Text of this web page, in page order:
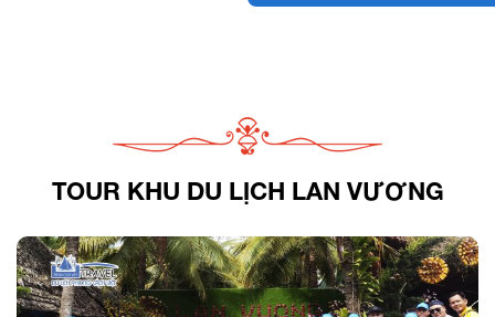
TOUR KHU DU LỊCH LAN VƯƠNG